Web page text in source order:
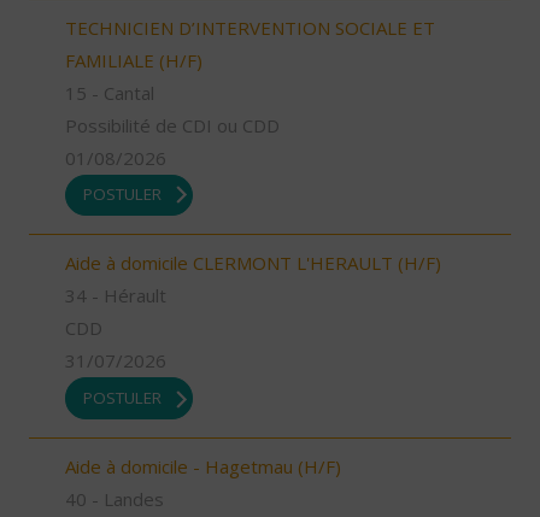
TECHNICIEN D’INTERVENTION SOCIALE ET
FAMILIALE (H/F)
15 - Cantal
Possibilité de CDI ou CDD
01/08/2026
POSTULER
Aide à domicile CLERMONT L'HERAULT (H/F)
34 - Hérault
CDD
31/07/2026
POSTULER
Aide à domicile - Hagetmau (H/F)
40 - Landes